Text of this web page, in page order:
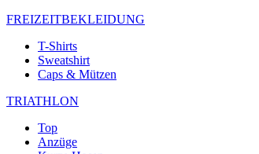
FREIZEITBEKLEIDUNG
T-Shirts
Sweatshirt
Caps & Mützen
TRIATHLON
Top
Anzüge